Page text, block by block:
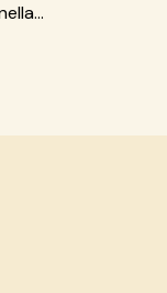
rättigheter